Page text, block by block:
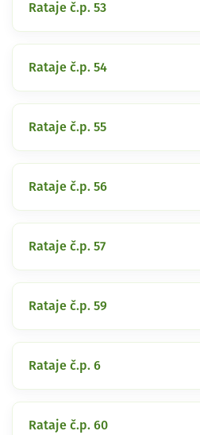
Rataje č.p. 53
Rataje č.p. 54
Rataje č.p. 55
Rataje č.p. 56
Rataje č.p. 57
Rataje č.p. 59
Rataje č.p. 6
Rataje č.p. 60